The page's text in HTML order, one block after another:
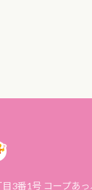
3番1号 コープあ